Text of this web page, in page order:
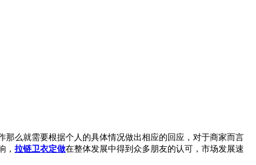
么就需要根据个人的具体情况做出相应的回应，对于商家而言
， 拉链卫衣定做在整体发展中得到众多朋友的认可，市场发展速